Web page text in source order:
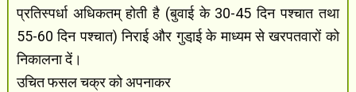
प्रतिस्पर्धा अधिकतम् होती है (बुवाई के 30-45 दिन पश्चात तथा
55-60 दिन पश्चात) निराई और गुडा़ई के माध्यम से खरपतवारों को
निकालना दें।
उचित फसल चक्र को अपनाकर